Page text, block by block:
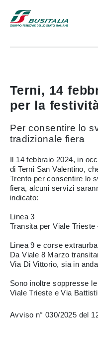
Terni, 14
per la
Per consentire lo
tradizionale fiera
Il 14 febbraio 2024, in
di Terni San Valentino,
Trento per consentire lo
fiera, alcuni servizi
indicato:
Linea 3
Transita per Viale
Linea 9 e corse
Da Viale 8 Marzo
Via Di Vittorio, sia in
Sono inoltre soppresse
Viale Trieste e Via
Avviso n° 030/2025 del